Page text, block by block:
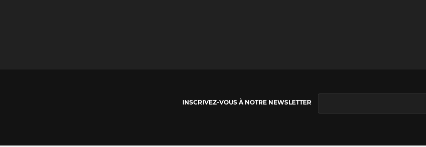
INSCRIVEZ-VOUS À NOTRE NEWSLETTER